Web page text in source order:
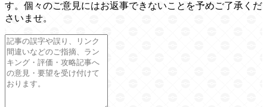
す。個々のご意見にはお返事できないことを予めご了承くだ
さいませ。